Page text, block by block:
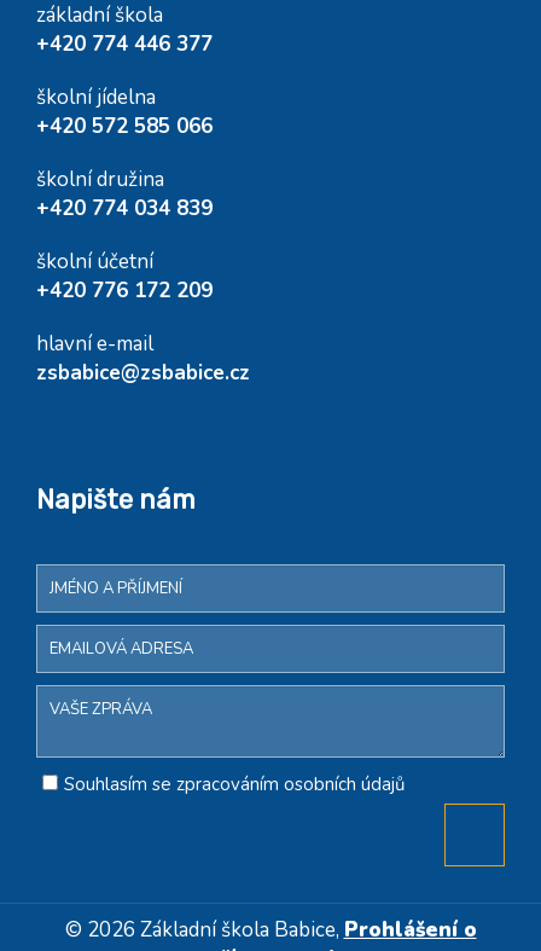
základní škola
+420 774 446 377
školní jídelna
+420 572 585 066
školní družina
+420 774 034 839
školní účetní
+420 776 172 209
hlavní e-mail
zsbabice@zsbabice.cz
Napište nám
Souhlasím se zpracováním osobních údajů
© 2026 Základní škola Babice, Prohlášení o